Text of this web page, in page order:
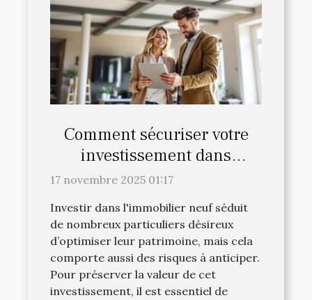
Comment sécuriser votre
investissement dans
l'immobilier neuf ?
17 novembre 2025 01:17
Investir dans l'immobilier neuf séduit
de nombreux particuliers désireux
d’optimiser leur patrimoine, mais cela
comporte aussi des risques à anticiper.
Pour préserver la valeur de cet
investissement, il est essentiel de